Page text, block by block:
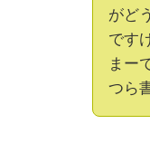
がど
です
まー
つら